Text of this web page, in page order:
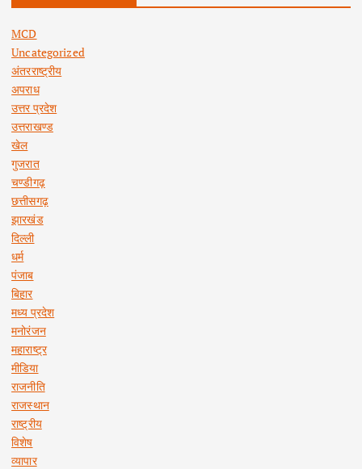
MCD
Uncategorized
अंतरराष्ट्रीय
अपराध
उत्तर प्रदेश
उत्तराखण्ड
खेल
गुजरात
चण्डीगढ़
छत्तीसगढ़
झारखंड
दिल्ली
धर्म
पंजाब
बिहार
मध्य प्रदेश
मनोरंजन
महाराष्ट्र
मीडिया
राजनीति
राजस्थान
राष्ट्रीय
विशेष
व्यापार